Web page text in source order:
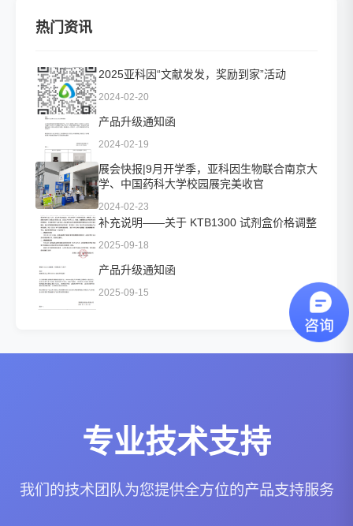
热门资讯
2025亚科因“文献发发，奖励到家”活动
2024-02-20
产品升级通知函
2024-02-19
展会快报|9月开学季，亚科因生物联合南京大
学、中国药科大学校园展完美收官
2024-02-23
补充说明——关于 KTB1300 试剂盒价格调整
2025-09-18
产品升级通知函
2025-09-15
专业技术支持
我们的技术团队为您提供全方位的产品支持服务